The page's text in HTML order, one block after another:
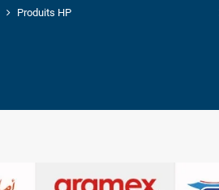
Produits HP